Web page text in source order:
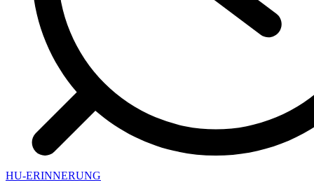
HU-ERINNERUNG